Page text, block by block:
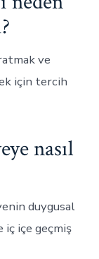
ve
için tercih
nasıl
duygusal
iç içe geçmiş